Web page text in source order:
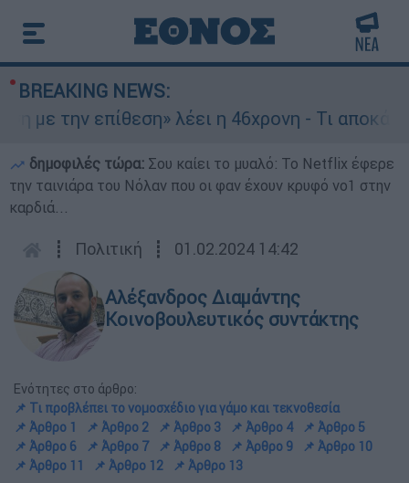
BREAKING NEWS:
λέει η 46χρονη - Τι αποκάλυψε
δημοφιλές τώρα: Σου καίει το μυαλό: Το Netflix έφερε
την ταινιάρα του Νόλαν που οι φαν έχουν κρυφό νο1 στην
καρδιά...
┋ Πολιτική ┋ 01.02.2024 14:42
Αλέξανδρος Διαμάντης
Κοινοβουλευτικός συντάκτης
Ενότητες στο άρθρο:
📌 Τι προβλέπει το νομοσχέδιο για γάμο και τεκνοθεσία
📌 Άρθρο 1
📌 Άρθρο 2 📌 Άρθρο 3 📌 Άρθρο 4
📌 Άρθρο 5
📌 Άρθρο 6
📌 Άρθρο 7 📌 Άρθρο 8 📌 Άρθρο 9
📌 Άρθρο 10
📌 Άρθρο 11
📌 Άρθρο 12 📌 Άρθρο 13